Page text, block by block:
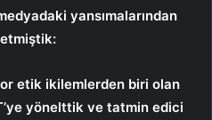
yansımalarından
etik ikilemlerden biri olan
yönelttik ve tatmin edici